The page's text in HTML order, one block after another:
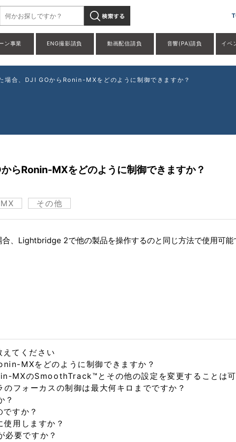
ン事業 ENG撮影請負 動画配信請負 音響(PA)請負 イベ
場合、DJI GOからRonin-MXをどのように制御できますか？
らRonin-MXをどのように制御できますか？
その他
、Lightbridge 2で他の製品を操作するのと同じ方法で使用可能
てください
MXをどのように制御できますか？
MXのSmoothTrack™とその他の設定を変更することは可
フォーカスの制御は最大何キロまでですか？
？
すか？
用しますか？
必要ですか？